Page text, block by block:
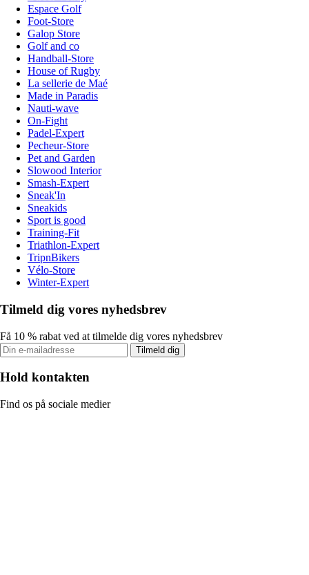
Espace Golf
Foot-Store
Galop Store
Golf and co
Handball-Store
House of Rugby
La sellerie de Maé
Made in Paradis
Nauti-wave
On-Fight
Padel-Expert
Pecheur-Store
Pet and Garden
Slowood Interior
Smash-Expert
Sneak'In
Sneakids
Sport is good
Training-Fit
Triathlon-Expert
TripnBikers
Vélo-Store
Winter-Expert
Tilmeld dig vores nyhedsbrev
Få 10 % rabat ved at tilmelde dig vores nyhedsbrev
Tilmeld dig
Hold kontakten
Find os på sociale medier